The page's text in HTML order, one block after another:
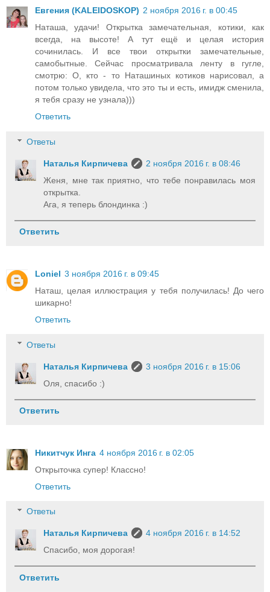
Евгения (KALEIDOSKOP) 2 ноября 2016 г. в 00:45
Наташа, удачи! Открытка замечательная, котики, как
всегда, на высоте! А тут ещё и целая история
сочинилась. И все твои открытки замечательные,
самобытные. Сейчас просматривала ленту в гугле,
смотрю: О, кто - то Наташиных котиков нарисовал, а
потом только увидела, что это ты и есть, имидж сменила,
я тебя сразу не узнала)))
Ответить
Ответы
Наталья Кирпичева
2 ноября 2016 г. в 08:46
Женя, мне так приятно, что тебе понравилась моя
открытка.
Ага, я теперь блондинка :)
Ответить
Loniel 3 ноября 2016 г. в 09:45
Наташ, целая иллюстрация у тебя получилась! До чего
шикарно!
Ответить
Ответы
Наталья Кирпичева
3 ноября 2016 г. в 15:06
Оля, спасибо :)
Ответить
Никитчук Инга 4 ноября 2016 г. в 02:05
Открыточка супер! Классно!
Ответить
Ответы
Наталья Кирпичева
4 ноября 2016 г. в 14:52
Спасибо, моя дорогая!
Ответить